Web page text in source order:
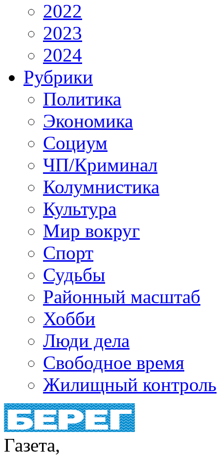
2022
2023
2024
Рубрики
Политика
Экономика
Социум
ЧП/Криминал
Колумнистика
Культура
Мир вокруг
Спорт
Судьбы
Районный масштаб
Хобби
Люди дела
Свободное время
Жилищный контроль
Газета,